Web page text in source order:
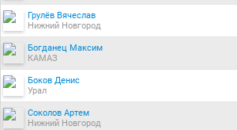
Грулёв Вячеслав
Нижний Новгород
Богданец Максим
КАМАЗ
Боков Денис
Урал
Соколов Артем
Нижний Новгород